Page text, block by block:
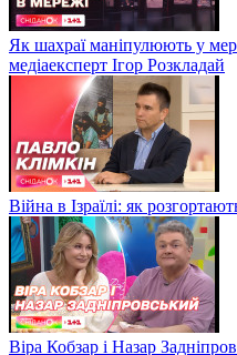
Як шахраї маніпулюють у
медіаексперт Ігор Розкладай
Війна в Ізраїлі: як
Віра Кобзар і Назар